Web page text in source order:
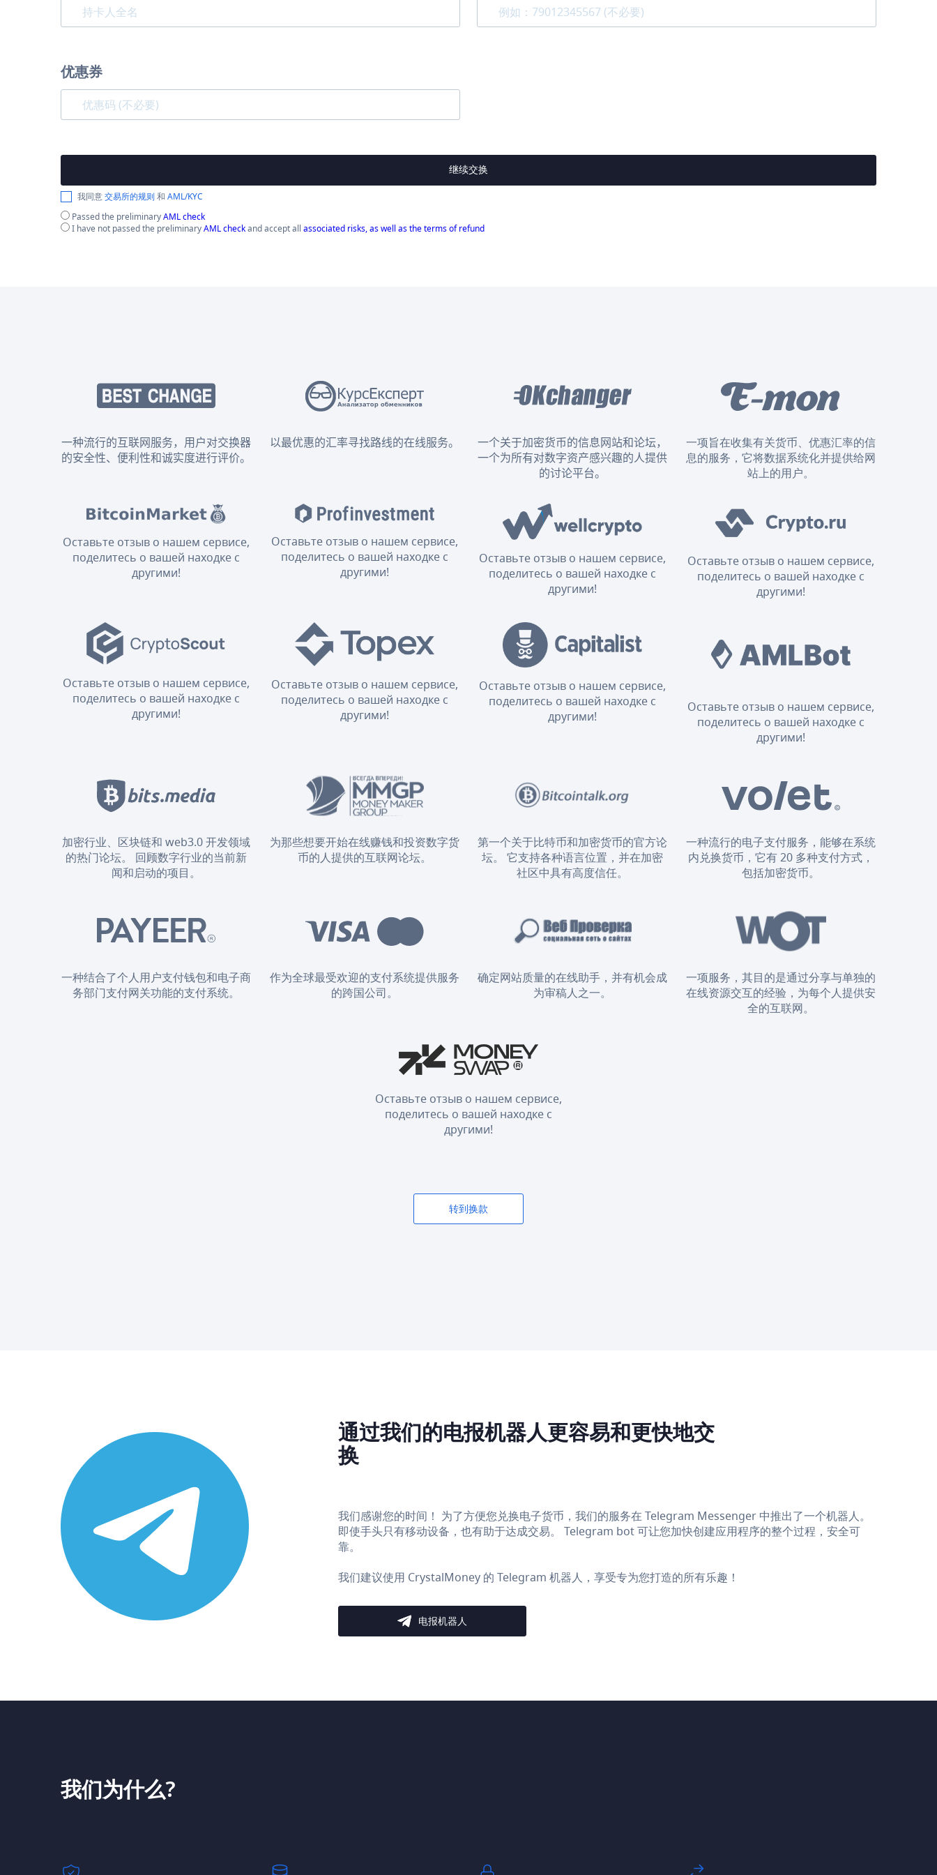
优惠券
继续交换
我同意交易所的规则和 AML/KYC
Passed the preliminaryAML check
I have not passed the preliminaryAML checkand accept all associated risks, as well as the terms of refund
一种流行的互联网服务，用户对交换器
的安全性、便利性和诚实度进行评价。
以最优惠的汇率寻找路线的在线服务。
一个关于加密货币的信息网站和论坛，
一个为所有对数字资产感兴趣的人提供
的讨论平台。
一项旨在收集有关货币、优惠汇率的信
息的服务，它将数据系统化并提供给网
站上的用户。
Оставьте отзыв о нашем сервисе,
поделитесь о вашей находке с
другими!
Оставьте отзыв о нашем сервисе,
поделитесь о вашей находке с
другими!
Оставьте отзыв о нашем сервисе,
поделитесь о вашей находке с
другими!
Оставьте отзыв о нашем сервисе,
поделитесь о вашей находке с
другими!
Оставьте отзыв о нашем сервисе,
поделитесь о вашей находке с
другими!
Оставьте отзыв о нашем сервисе,
поделитесь о вашей находке с
другими!
Оставьте отзыв о нашем сервисе,
поделитесь о вашей находке с
другими!
Оставьте отзыв о нашем сервисе,
поделитесь о вашей находке с
другими!
加密行业、区块链和 web3.0 开发领域
的热门论坛。 回顾数字行业的当前新
闻和启动的项目。
为那些想要开始在线赚钱和投资数字货
币的人提供的互联网论坛。
第一个关于比特币和加密货币的官方论
坛。 它支持各种语言位置，并在加密
社区中具有高度信任。
一种流行的电子支付服务，能够在系统
内兑换货币，它有 20 多种支付方式，
包括加密货币。
一种结合了个人用户支付钱包和电子商
务部门支付网关功能的支付系统。
作为全球最受欢迎的支付系统提供服务
的跨国公司。
确定网站质量的在线助手，并有机会成
为审稿人之一。
一项服务，其目的是通过分享与单独的
在线资源交互的经验，为每个人提供安
全的互联网。
Оставьте отзыв о нашем сервисе,
поделитесь о вашей находке с
другими!
转到换款
通过我们的电报机器人更容易和更快地交
换
我们感谢您的时间！ 为了方便您兑换电子货币，我们的服务在 Telegram Messenger 中推出了一个机器人。
即使手头只有移动设备，也有助于达成交易。 Telegram bot 可让您加快创建应用程序的整个过程，安全可
靠。
我们建议使用 CrystalMoney 的 Telegram 机器人，享受专为您打造的所有乐趣！
电报机器人
我们为什么?